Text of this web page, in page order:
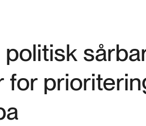
for